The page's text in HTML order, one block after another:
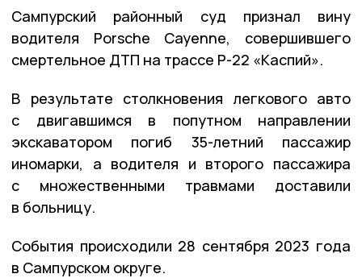
Сампурский районный суд признал вину
водителя Porsche Cayenne, совершившего
смертельное ДТП на трассе Р-22 «Каспий».
В результате столкновения легкового авто
с двигавшимся в попутном направлении
экскаватором погиб 35-летний пассажир
иномарки, а водителя и второго пассажира
с множественными травмами доставили
в больницу.
События происходили 28 сентября 2023 года
в Сампурском округе.